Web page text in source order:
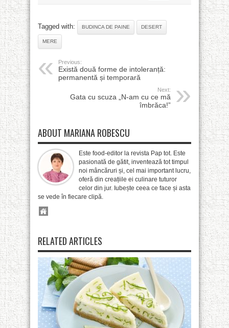
Tagged with: BUDINCA DE PAINE DESERT
MERE
Previous:
Există două forme de intoleranță:
permanentă și temporară
Next:
Gata cu scuza „N-am cu ce mă
îmbrăca!”
ABOUT MARIANA ROBESCU
Este food-editor la revista Pap tot. Este
pasionată de gătit, inventează tot timpul
noi mâncăruri și, cel mai important lucru,
oferă din creațiile ei culinare tuturor
celor din jur. Iubește ceea ce face și asta
se vede în fiecare clipă.
RELATED ARTICLES